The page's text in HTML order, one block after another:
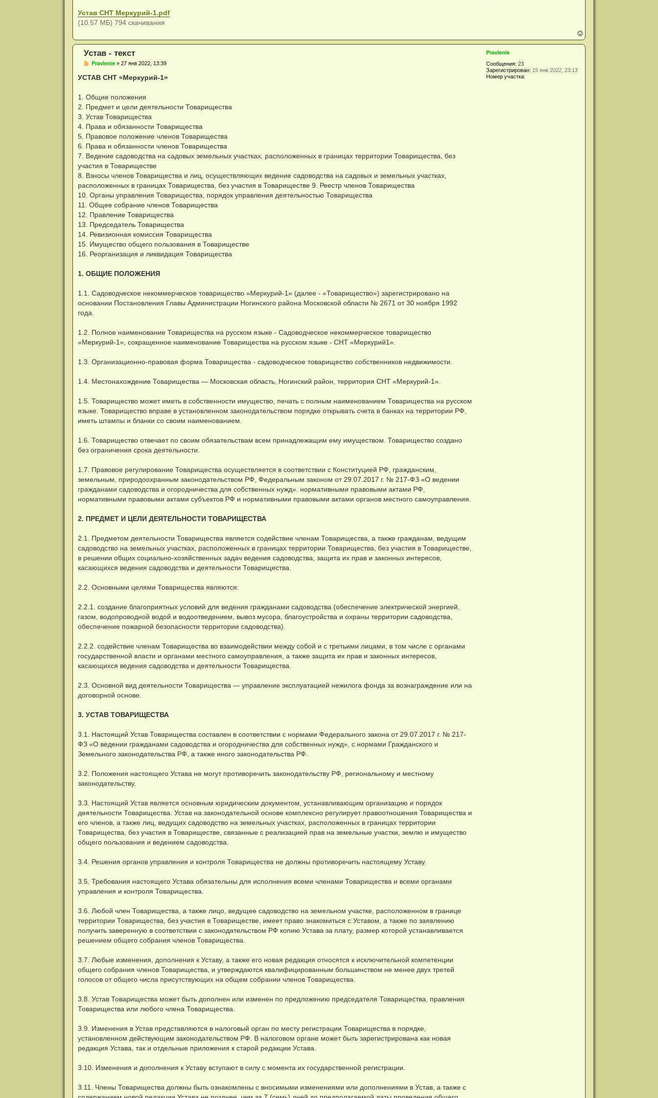
е
н
и
Устав СНТ Меркурий-1.pdf
(10.57 МБ) 794 скачивания
е
р
Pravlenie
Сообщения: 23
Зарегистрирован: 15 янв 2022, 23:13
Номер участка:
Устав - текст
С
о
е
н
и
е
Pravlenie» 27 янв 2022, 13:39
УСТАВ СНТ «Меркурий-1»
1. Общие положения
2. Предмет и цели деятельности Товарищества
3. Устав Товарищества
4. Права и обязанности Товарищества
5. Правовое положение членов Товарищества
6. Права и обязанности членов Товарищества
7. Ведение садоводства на садовых земельных участках, расположенных в границах территории Товарищества, без
участия в Товариществе
8. Взносы членов Товарищества и лиц, осуществляющих ведение садоводства на садовых и земельных участках,
расположенных в границах Товарищества, без участия в Товариществе 9. Реестр членов Товарищества
10. Органы управления Товарищества, порядок управления деятельностью Товарищества
11. Общее собрание членов Товарищества
12. Правление Товарищества
13. Председатель Товарищества
14. Ревизионная комиссия Товарищества
15. Имущество общего пользования в Товариществе
16. Реорганизация и ликвидация Товарищества
1. ОБЩИЕ ПОЛОЖЕНИЯ
1.1. Садоводческое некоммерческое товарищество «Меркурий-1» (далее - «Товарищество») зарегистрировано на
основании Постановления Главы Администрации Ногинского района Московской области № 2671 от 30 ноября 1992
года.
1.2. Полное наименование Товарищества на русском языке - Садоводческое некоммерческое товарищество
«Меркурий-1», сокращенное наименование Товарищества на русском языке - СНТ «Меркурий1».
1.3. Организационно-правовая форма Товарищества - садоводческое товарищество собственников недвижимости.
1.4. Местонахождение Товарищества — Московская область, Ногинский район, территория СНТ «Меркурий-1».
1.5. Товарищество может иметь в собственности имущество, печать с полным наименованием Товарищества на русском
языке. Товарищество вправе в установленном законодательством порядке открывать счета в банках на территории РФ,
иметь штампы и бланки со своим наименованием.
1.6. Товарищество отвечает по своим обязательствам всем принадлежащим ему имуществом. Товарищество создано
без ограничения срока деятельности.
1.7. Правовое регулирование Товарищества осуществляется в соответствии с Конституцией РФ, гражданским,
земельным, природоохранным законодательством РФ, Федеральным законом от 29.07.2017 г. № 217-ФЗ «О ведении
гражданами садоводства и огородничества для собственных нужд». нормативными правовыми актами РФ,
нормативными правовыми актами субъектов РФ и нормативными правовыми актами органов местного самоуправления.
2. ПРЕДМЕТ И ЦЕЛИ ДЕЯТЕЛЬНОСТИ ТОВАРИЩЕСТВА
2.1. Предметом деятельности Товарищества является содействие членам Товарищества, а также гражданам, ведущим
садоводство на земельных участках, расположенных в границах территории Товарищества, без участия в Товариществе,
в решении общих социально-хозяйственных задач ведения садоводства, защита их прав и законных интересов,
касающихся ведения садоводства и деятельности Товарищества.
2.2. Основными целями Товарищества являются:
2.2.1. создание благоприятных условий для ведения гражданами садоводства (обеспечение электрической энергией,
газом, водопроводной водой и водоотведением, вывоз мусора, благоустройства и охраны территории садоводства,
обеспечение пожарной безопасности территории садоводства).
2.2.2. содействие членам Товарищества во взаимодействии между собой и с третьими лицами, в том числе с органами
государственной власти и органами местного самоуправления, а также защита их прав и законных интересов,
касающихся ведения садоводства и деятельности Товарищества.
2.3. Основной вид деятельности Товарищества — управление эксплуатацией нежилога фонда за вознаграждение или на
договорной основе.
3. УСТАВ ТОВАРИЩЕСТВА
3.1. Настоящий Устав Товарищества составлен в соответствии с нормами Федерального закона от 29.07.2017 г. № 217-
ФЗ «О ведении гражданами садоводства и огородничества для собственных нужд», с нормами Гражданского и
Земельного законодательства РФ, а также иного законодательства РФ.
3.2. Положения настоящего Устава не могут противоречить законодательству РФ, региональному и местному
законодательству.
3.3. Настоящий Устав является основным юридическим документом, устанавливающим организацию и порядок
деятельности Товарищества. Устав на законодательной основе комплексно регулирует правоотношения Товарищества и
его членов, а также лиц, ведущих садоводство на земельных участках, расположенных в границах территории
Товарищества, без участия в Товариществе, связанные с реализацией прав на земельные участки, землю и имущество
общего пользования и ведением садоводства.
3.4. Решения органов управления и контроля Товарищества не должны противоречить настоящему Уставу.
3.5. Требования настоящего Устава обязательны для исполнения всеми членами Товарищества и всеми органами
управления и контроля Товарищества.
3.6. Любой член Товарищества, а также лицо, ведущее садоводство на земельном участке, расположенном в границе
территории Товарищества, без участия в Товариществе, имеет право знакомиться с Уставом, а также по заявлению
получить заверенную в соответствии с законодательством РФ копию Устава за плату, размер которой устанавливается
решением общего собрания членов Товарищества.
3.7. Любые изменения, дополнения к Уставу, а также его новая редакция относятся к исключительной компетенции
общего собрания членов Товарищества, и утверждаются квалифицированным большинством не менее двух третей
голосов от общего числа присутствующих на общем собрании членов Товарищества.
3.8. Устав Товарищества может быть дополнен или изменен по предложению председателя Товарищества, правления
Товарищества или любого члена Товарищества.
3.9. Изменения в Устав представляются в налоговый орган по месту регистрации Товарищества в порядке,
установленном действующим законодательством РФ. В налоговом органе может быть зарегистрирована как новая
редакция Устава, так и отдельные приложения к старой редакции Устава.
3.10. Изменения и дополнения к Уставу вступают в силу с момента их государственной регистрации.
3.11. Члены Товарищества должны быть ознакомлены с вносимыми изменениями или дополнениями в Устав, а также с